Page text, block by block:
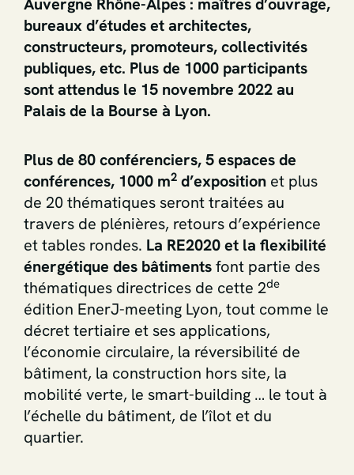
Auvergne Rhône-Alpes : maîtres d’ouvrage,
bureaux d’études et architectes,
constructeurs, promoteurs, collectivités
publiques, etc. Plus de 1000 participants
sont attendus le 15 novembre 2022 au
Palais de la Bourse à Lyon.
Plus de 80 conférenciers, 5 espaces de
conférences, 1000 m2 d’exposition et plus
de 20 thématiques seront traitées au
travers de plénières, retours d’expérience
et tables rondes. La RE2020 et la flexibilité
énergétique des bâtimentsfont partie des
thématiques directrices de cette 2de
édition EnerJ-meeting Lyon, tout comme le
décret tertiaire et ses applications,
l’économie circulaire, la réversibilité de
bâtiment, la construction hors site, la
mobilité verte, le smart-building … le tout à
l’échelle du bâtiment, de l’îlot et du
quartier.